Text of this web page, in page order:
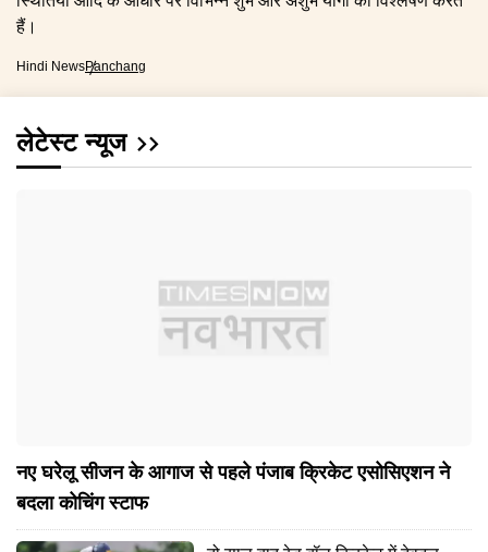
हैं।
Hindi NewsPanchang
लेटेस्ट न्यूज
नए घरेलू सीजन के आगाज से पहले पंजाब क्रिकेट एसोसिएशन ने
बदला कोचिंग स्टाफ